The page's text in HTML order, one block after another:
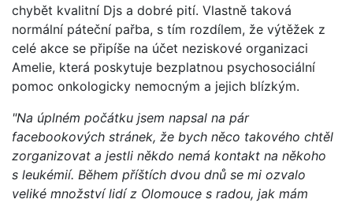
chybět kvalitní Djs a dobré pití. Vlastně taková
normální páteční pařba, s tím rozdílem, že výtěžek z
celé akce se připíše na účet neziskové organizaci
Amelie, která poskytuje bezplatnou psychosociální
pomoc onkologicky nemocným a jejich blízkým.
"Na úplném počátku jsem napsal na pár
facebookových stránek, že bych něco takového chtěl
zorganizovat a jestli někdo nemá kontakt na někoho
s leukémií. Během příštích dvou dnů se mi ozvalo
veliké množství lidí z Olomouce s radou, jak mám